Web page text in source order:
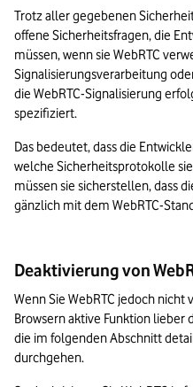
Trotz aller gegebenen
offene Sicherheitsfragen, die
müssen, wenn sie WebRTC
Signalisierungsverarbeitung
die WebRTC-Signalisierung
spezifiziert.
Das bedeutet, dass die
welche Sicherheitsprotokolle
müssen sie sicherstellen, dass
gänzlich mit dem WebRTC-
Deaktivierung von
Wenn Sie WebRTC jedoch
Browsern aktive Funktion
die im folgenden Abschnitt
durchgehen.